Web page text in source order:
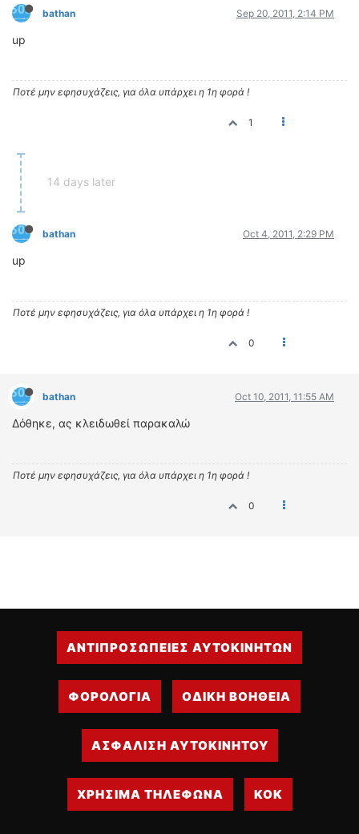
bathan Sep 20, 2011, 2:14 PM
up
Ποτέ μην εφησυχάζεις, για όλα υπάρχει η 1η φορά !
1
14 days later
bathan Oct 4, 2011, 2:29 PM
up
Ποτέ μην εφησυχάζεις, για όλα υπάρχει η 1η φορά !
0
bathan Oct 10, 2011, 11:55 AM
Δόθηκε, ας κλειδωθεί παρακαλώ
Ποτέ μην εφησυχάζεις, για όλα υπάρχει η 1η φορά !
0
ΑΓΩΝΕΣ
ΑΝΤΙΠΡΟΣΩΠΕΙΕΣ ΑΥΤΟΚΙΝΗΤΩΝ
ΦΟΡΟΛΟΓΙΑ ΟΔΙΚΗ ΒΟΗΘΕΙΑ
ΑΣΦΑΛΙΣΗ ΑΥΤΟΚΙΝΗΤΟΥ
ΧΡΗΣΙΜΑ ΤΗΛΕΦΩΝΑ ΚΟΚ